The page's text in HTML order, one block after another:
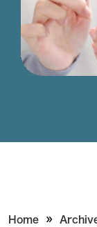
Home »